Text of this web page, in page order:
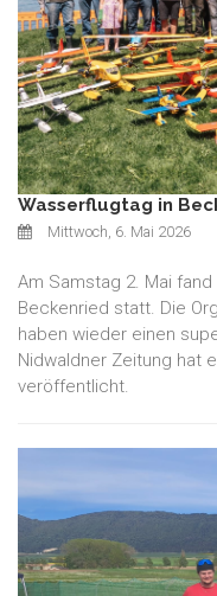
Wasserflugtag in
Mittwoch, 6. Mai 2026
Am Samstag 2. Mai
Beckenried statt. Die
haben wieder einen
Nidwaldner Zeitung hat
veröffentlicht.